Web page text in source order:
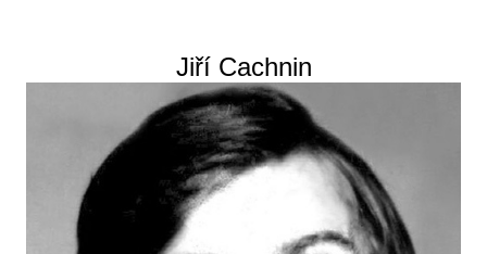
Jiří Cachnin